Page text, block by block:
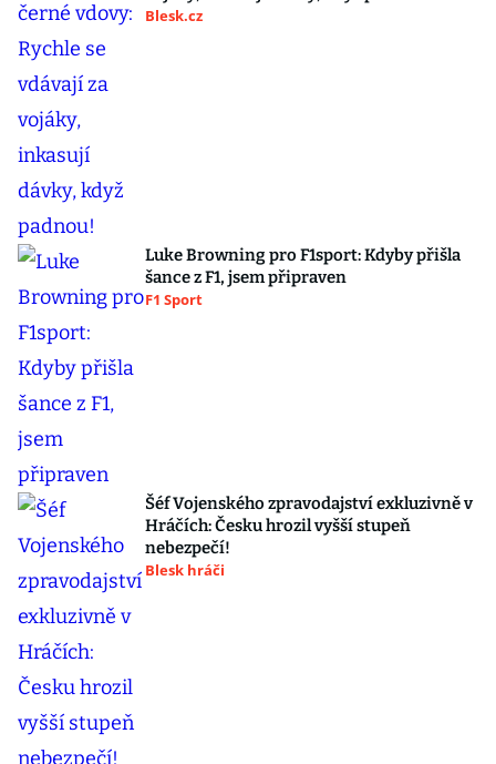
Blesk.cz
Luke Browning pro F1sport: Kdyby přišla
šance z F1, jsem připraven
F1 Sport
Šéf Vojenského zpravodajství exkluzivně v
Hráčích: Česku hrozil vyšší stupeň
nebezpečí!
Blesk hráči